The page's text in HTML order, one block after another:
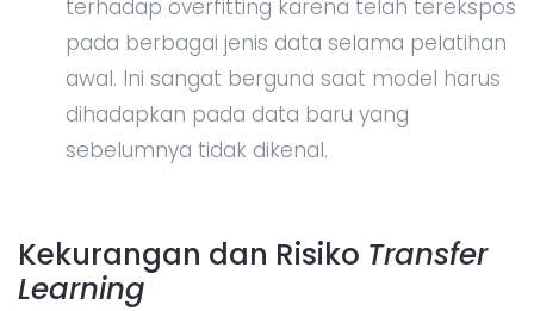
terhadap overfitting karena telah terekspos
pada berbagai jenis data selama pelatihan
awal. Ini sangat berguna saat model harus
dihadapkan pada data baru yang
sebelumnya tidak dikenal.
Kekurangan dan Risiko Transfer
Learning